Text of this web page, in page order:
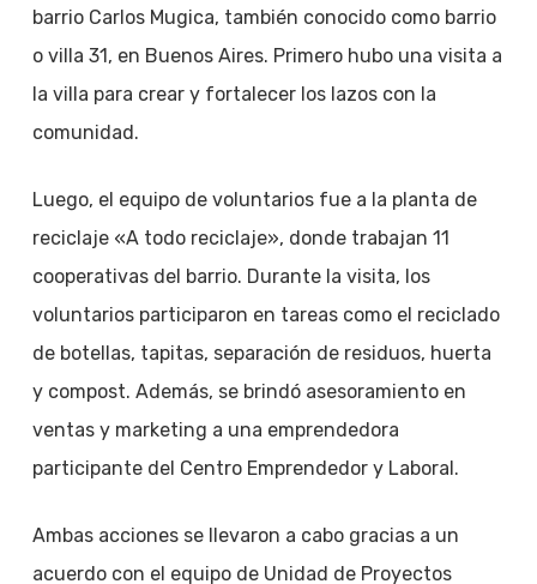
barrio Carlos Mugica, también conocido como barrio
o villa 31, en Buenos Aires. Primero hubo una visita a
la villa para crear y fortalecer los lazos con la
comunidad.
Luego, el equipo de voluntarios fue a la planta de
reciclaje «A todo reciclaje», donde trabajan 11
cooperativas del barrio. Durante la visita, los
voluntarios participaron en tareas como el reciclado
de botellas, tapitas, separación de residuos, huerta
y compost. Además, se brindó asesoramiento en
ventas y marketing a una emprendedora
participante del Centro Emprendedor y Laboral.
Ambas acciones se llevaron a cabo gracias a un
acuerdo con el equipo de Unidad de Proyectos